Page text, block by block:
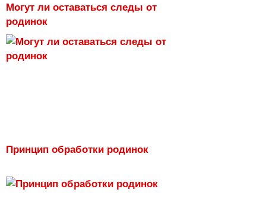
Могут ли оставаться следы от
родинок
Принцип обработки родинок